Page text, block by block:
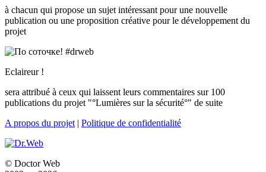
à chacun qui propose un sujet intéressant pour une nouvelle
publication ou une proposition créative pour le développement du
projet
Eclaireur !
sera attribué à ceux qui laissent leurs commentaires sur 100
publications du projet "°Lumières sur la sécurité°" de suite
A propos du projet | Politique de confidentialité
© Doctor Web